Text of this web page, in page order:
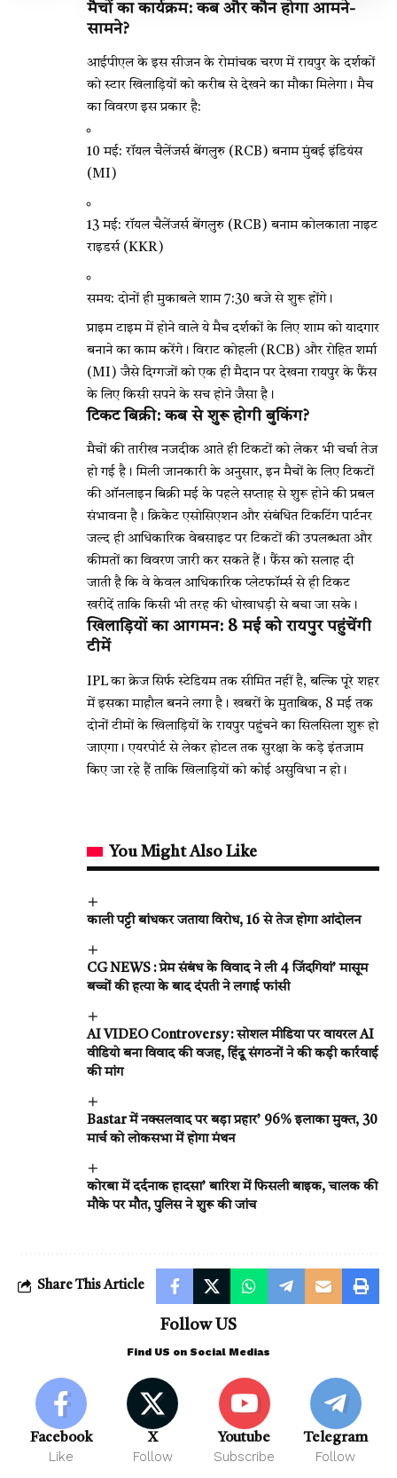
मैचों का कार्यक्रम: कब और कौन होगा आमने-
सामने?
आईपीएल के इस सीजन के रोमांचक चरण में रायपुर के दर्शकों
को स्टार खिलाड़ियों को करीब से देखने का मौका मिलेगा। मैच
का विवरण इस प्रकार है:
10 मई: रॉयल चैलेंजर्स बेंगलुरु (RCB) बनाम मुंबई इंडियंस
(MI)
13 मई: रॉयल चैलेंजर्स बेंगलुरु (RCB) बनाम कोलकाता नाइट
राइडर्स (KKR)
समय: दोनों ही मुकाबले शाम 7:30 बजे से शुरू होंगे।
प्राइम टाइम में होने वाले ये मैच दर्शकों के लिए शाम को यादगार
बनाने का काम करेंगे। विराट कोहली (RCB) और रोहित शर्मा
(MI) जैसे दिग्गजों को एक ही मैदान पर देखना रायपुर के फैंस
के लिए किसी सपने के सच होने जैसा है।
टिकट बिक्री: कब से शुरू होगी बुकिंग?
मैचों की तारीख नजदीक आते ही टिकटों को लेकर भी चर्चा तेज
हो गई है। मिली जानकारी के अनुसार, इन मैचों के लिए टिकटों
की ऑनलाइन बिक्री मई के पहले सप्ताह से शुरू होने की प्रबल
संभावना है। क्रिकेट एसोसिएशन और संबंधित टिकटिंग पार्टनर
जल्द ही आधिकारिक वेबसाइट पर टिकटों की उपलब्धता और
कीमतों का विवरण जारी कर सकते हैं। फैंस को सलाह दी
जाती है कि वे केवल आधिकारिक प्लेटफॉर्म्स से ही टिकट
खरीदें ताकि किसी भी तरह की धोखाधड़ी से बचा जा सके।
खिलाड़ियों का आगमन: 8 मई को रायपुर पहुंचेंगी
टीमें
IPL का क्रेज सिर्फ स्टेडियम तक सीमित नहीं है, बल्कि पूरे शहर
में इसका माहौल बनने लगा है। खबरों के मुताबिक, 8 मई तक
दोनों टीमों के खिलाड़ियों के रायपुर पहुंचने का सिलसिला शुरू हो
जाएगा। एयरपोर्ट से लेकर होटल तक सुरक्षा के कड़े इंतजाम
किए जा रहे हैं ताकि खिलाड़ियों को कोई असुविधा न हो।
You Might Also Like
काली पट्टी बांधकर जताया विरोध, 16 से तेज होगा आंदोलन
CG NEWS : प्रेम संबंध के विवाद ने ली 4 जिंदगियां’ मासूम
बच्चों की हत्या के बाद दंपती ने लगाई फांसी
AI VIDEO Controversy : सोशल मीडिया पर वायरल AI
वीडियो बना विवाद की वजह, हिंदू संगठनों ने की कड़ी कार्रवाई
की मांग
Bastar में नक्सलवाद पर बड़ा प्रहार’ 96% इलाका मुक्त, 30
मार्च को लोकसभा में होगा मंथन
कोरबा में दर्दनाक हादसा’ बारिश में फिसली बाइक, चालक की
मौके पर मौत, पुलिस ने शुरू की जांच
Share This Article
Follow US
Find US on Social Medias
Facebook
Like
X
Follow
Youtube
Subscribe
Telegram
Follow